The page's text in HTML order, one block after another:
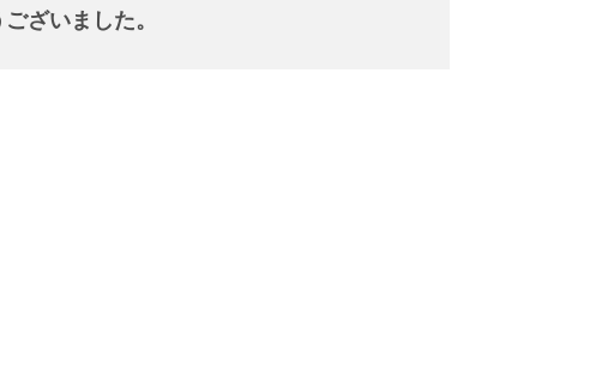
ざいました。